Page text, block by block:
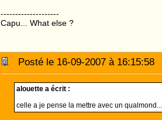
--------------------
Capu... What else ?
Posté le 16-09-2007 à
alouette a écrit :
celle a je pense la mettre avec un